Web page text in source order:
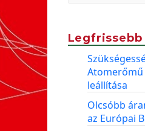
Atomerőmű
leállítása
Olcsóbb
az Európai